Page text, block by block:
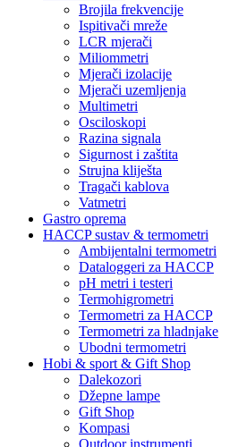
Brojila frekvencije
Ispitivači mreže
LCR mjerači
Miliommetri
Mjerači izolacije
Mjerači uzemljenja
Multimetri
Osciloskopi
Razina signala
Sigurnost i zaštita
Strujna kliješta
Tragači kablova
Vatmetri
Gastro oprema
HACCP sustav & termometri
Ambijentalni termometri
Dataloggeri za HACCP
pH metri i testeri
Termohigrometri
Termometri za HACCP
Termometri za hladnjake
Ubodni termometri
Hobi & sport & Gift Shop
Dalekozori
Džepne lampe
Gift Shop
Kompasi
Outdoor instrumenti